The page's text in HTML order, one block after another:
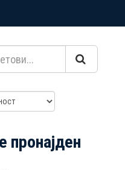
пронајден